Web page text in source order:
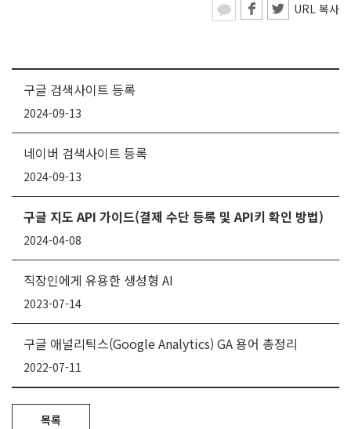
URL 복사
구글 검색사이트 등록
2024-09-13
네이버 검색사이트 등록
2024-09-13
구글 지도 API 가이드(결제 수단 등록 및 API키 확인 방법)
2024-04-08
직장인에게 유용한 생성형 AI
2023-07-14
구글 애널리틱스(Google Analytics) GA 용어 총정리
2022-07-11
목록